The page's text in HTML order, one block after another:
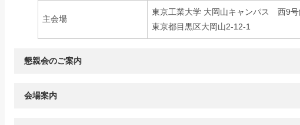
主会場
東京工業大学 大岡山キャンパス 西9号
東京都目黒区大岡山2-12-1
懇親会のご案内
会場案内